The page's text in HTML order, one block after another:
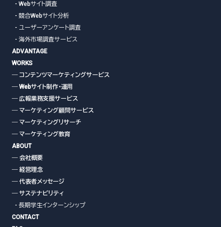
- Webサイト調査
- 競合Webサイト分析
- ユーザーアンケート調査
- 海外市場調査サービス
ADVANTAGE
WORKS
― コンテンツマーケティングサービス
― Webサイト制作・運用
― 広報業務支援サービス
― マーケティング顧問サービス
― マーケティングリサーチ
― マーケティング教育
ABOUT
― 会社概要
― 経営理念
― 代表者メッセージ
― サステナビリティ
- 長期学生インターンシップ
CONTACT